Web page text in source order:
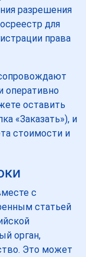
разрешения
для
права
оперативно
оставить
«Заказать»), и
стоимости и
с
статьей
орган,
Это может